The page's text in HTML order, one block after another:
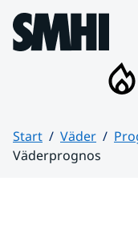
Hoppa till sidans
Start Väder
Väderprognos